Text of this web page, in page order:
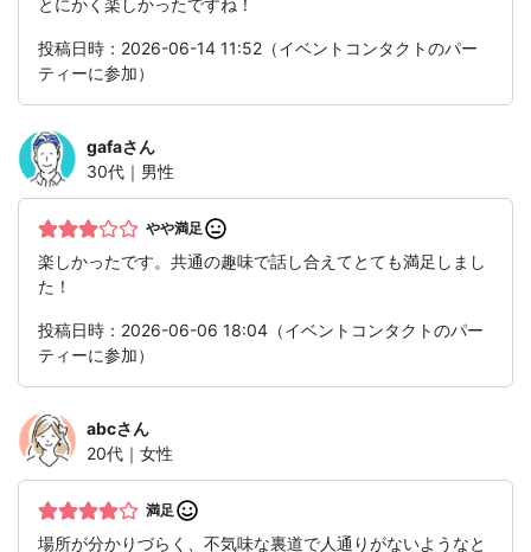
とにかく楽しかったですね！
投稿日時：2026-06-14 11:52（イベントコンタクトのパー
ティーに参加）
gafaさん
30代｜男性
やや満足
楽しかったです。共通の趣味で話し合えてとても満足しまし
た！
投稿日時：2026-06-06 18:04（イベントコンタクトのパー
ティーに参加）
abcさん
20代｜女性
満足
場所が分かりづらく、不気味な裏道で人通りがないようなと